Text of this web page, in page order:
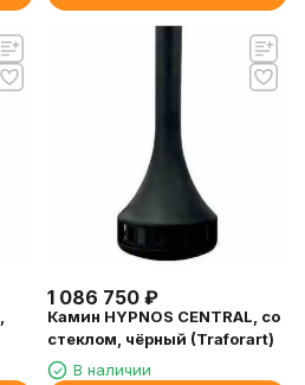
1 086 750 ₽
Камин HYPNOS CENTRAL, со
стеклом, чёрный (Traforart)
В наличии